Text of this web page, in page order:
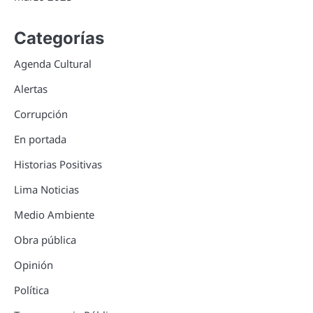
Categorías
Agenda Cultural
Alertas
Corrupción
En portada
Historias Positivas
Lima Noticias
Medio Ambiente
Obra pública
Opinión
Política